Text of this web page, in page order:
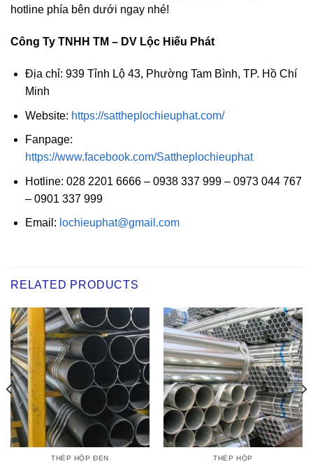
hotline phía bên dưới ngay nhé!
Công Ty TNHH TM – DV Lộc Hiếu Phát
Địa chỉ: 939 Tỉnh Lộ 43, Phường Tam Bình, TP. Hồ Chí
Minh
Website: https://sattheplochieuphat.com/
Fanpage:
https://www.facebook.com/Sattheplochieuphat
Hotline: 028 2201 6666 – 0938 337 999 – 0973 044 767
– 0901 337 999
Email: lochieuphat@gmail.com
RELATED PRODUCTS
THÉP HỘP ĐEN THÉP HỘP